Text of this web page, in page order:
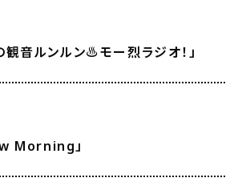
音ルンルン♨モー烈ラジオ！」
Morning」